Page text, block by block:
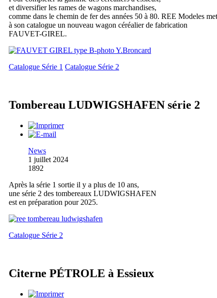
et diversifier les rames de wagons marchandises,
comme dans le chemin de fer des années 50 à 80. REE Modeles met
à son catalogue un nouveau wagon céréalier de fabrication
FAUVET-GIREL.
Catalogue Série 1 Catalogue Série 2
Tombereau LUDWIGSHAFEN série 2
News
1 juillet 2024
1892
Après la série 1 sortie il y a plus de 10 ans,
une série 2 des tombereaux LUDWIGSHAFEN
est en préparation pour 2025.
Catalogue Série 2
Citerne PÉTROLE à Essieux